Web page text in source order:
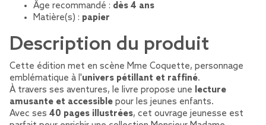
Âge recommandé : dès 4 ans
Matière(s) : papier
Description du produit
Cette édition met en scène Mme Coquette, personnage
emblématique à l'univers pétillant et raffiné.
À travers ses aventures, le livre propose une lecture
amusante et accessible pour les jeunes enfants.
Avec ses 40 pages illustrées, cet ouvrage jeunesse est